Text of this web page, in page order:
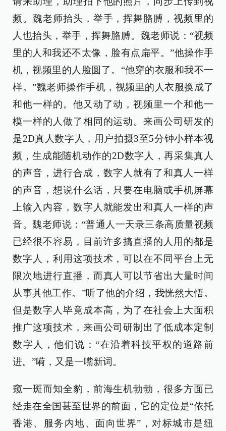
频。魏老师抬头，举手，挥舞胳膊，视频里的
人也抬头，举手，挥舞胳膊。魏老师说：“视频
里的人和我还不太像，脸有点扁平。”他操作手
机，视频里的人脸圆了。“他穿的衣服和我不一
样。”魏老师操作手机，视频里的人衣服换成了
和他一样的。他又动了动，视频里一个和他一
模一样的人做了相同的运动。来画公司研发的
是2D真人数字人，用户拍摄3至5分钟小样本视
频，生成能随机动作的2D数字人，再采集真人
的声音，进行合成，数字人就有了和真人一样
的声音，想说什么话，只要在电脑或手机屏幕
上输入内容，数字人就能发出和真人一样的声
音。魏老师说：“普通人一天录三条高质量视频
已经很不容易，目前许多搞直播的人用的都是
数字人，利用这项技术，可以在不同平台上无
限次地进行直播，而真人可以节省出大量时间
从事其他工作。”听了他的介绍，我恍然大悟。
但是数字人毕竟成本高，为了在社会上大面积
推广这项技术，来画公司研制出了低成本定制
数字人，他们说：“在沿着科技平权的道路前
进。”嗬，又是一嘴新词。
窥一斑而知全豹，前海生机勃勃，很多方面已
经走在全国甚至世界的前面，它的定位是“依托
香港、服务内地、面向世界”，对标城市是纽